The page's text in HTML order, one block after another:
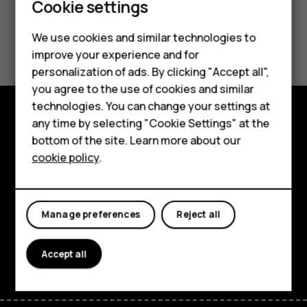
Smartphones
Feature phones
Phones for kids
Accessories
HMD Terra M
For business
Tablets
¿Te ha parecido útil?
Sí No
Explore
About
Planet and people
Support
FacebookInstagram
Tiktok
Cookie settings
We use cookies and similar technologies to
improve your experience and for
personalization of ads. By clicking "Accept all",
you agree to the use of cookies and similar
technologies. You can change your settings at
any time by selecting "Cookie Settings" at the
bottom of the site. Learn more about our
cookie policy.
Reject all
Manage preferences
Accept all